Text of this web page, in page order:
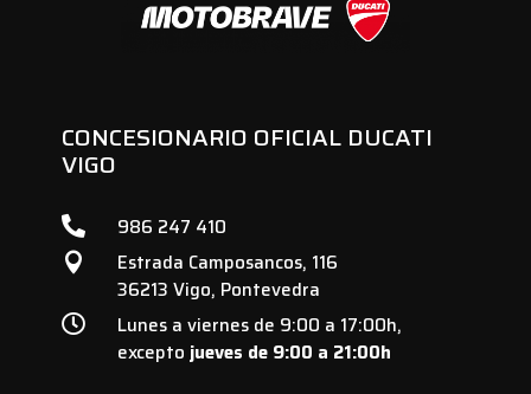
CONCESIONARIO OFICIAL DUCATI
VIGO
 986 247 410

Estrada Camposancos, 116
36213 Vigo, Pontevedra

Lunes a viernes de 9:00 a 17:00h,
excepto jueves de 9:00 a 21:00h